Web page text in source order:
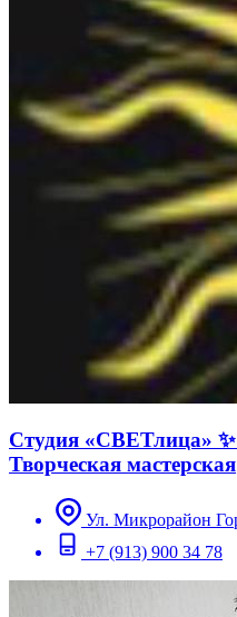
Студия «СВЕТлица»
Творческая мастерская
Ул. Микрорайон
+7 (913) 900 34 78